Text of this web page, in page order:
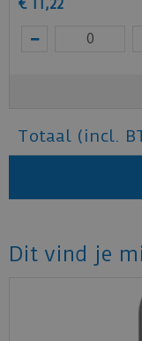
€ ,22
Totaal (incl.
Dit vind je